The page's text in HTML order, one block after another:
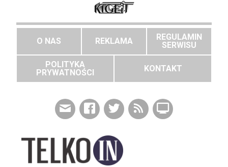
O NAS REKLAMA
REGULAMIN
SERWISU
POLITYKA
PRYWATNOŚCI
KONTAKT